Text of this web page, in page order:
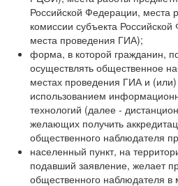
Российской Федерации, места
комиссии субъекта
места проведения ГИА);
форма, в которой гражданин,
осуществлять общественное
местах проведения ГИА и
использованием
технологий (далее -
желающих получить
общественного наблюдателя
населенный пункт, на
подавший заявление, желает
общественного наблюдателя